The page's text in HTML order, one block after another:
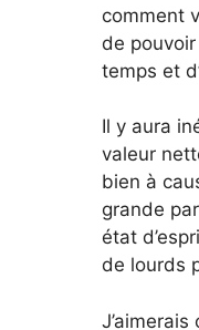
comment
de
temps et
Il y aura
valeur
bien à
grande
état
de lourds